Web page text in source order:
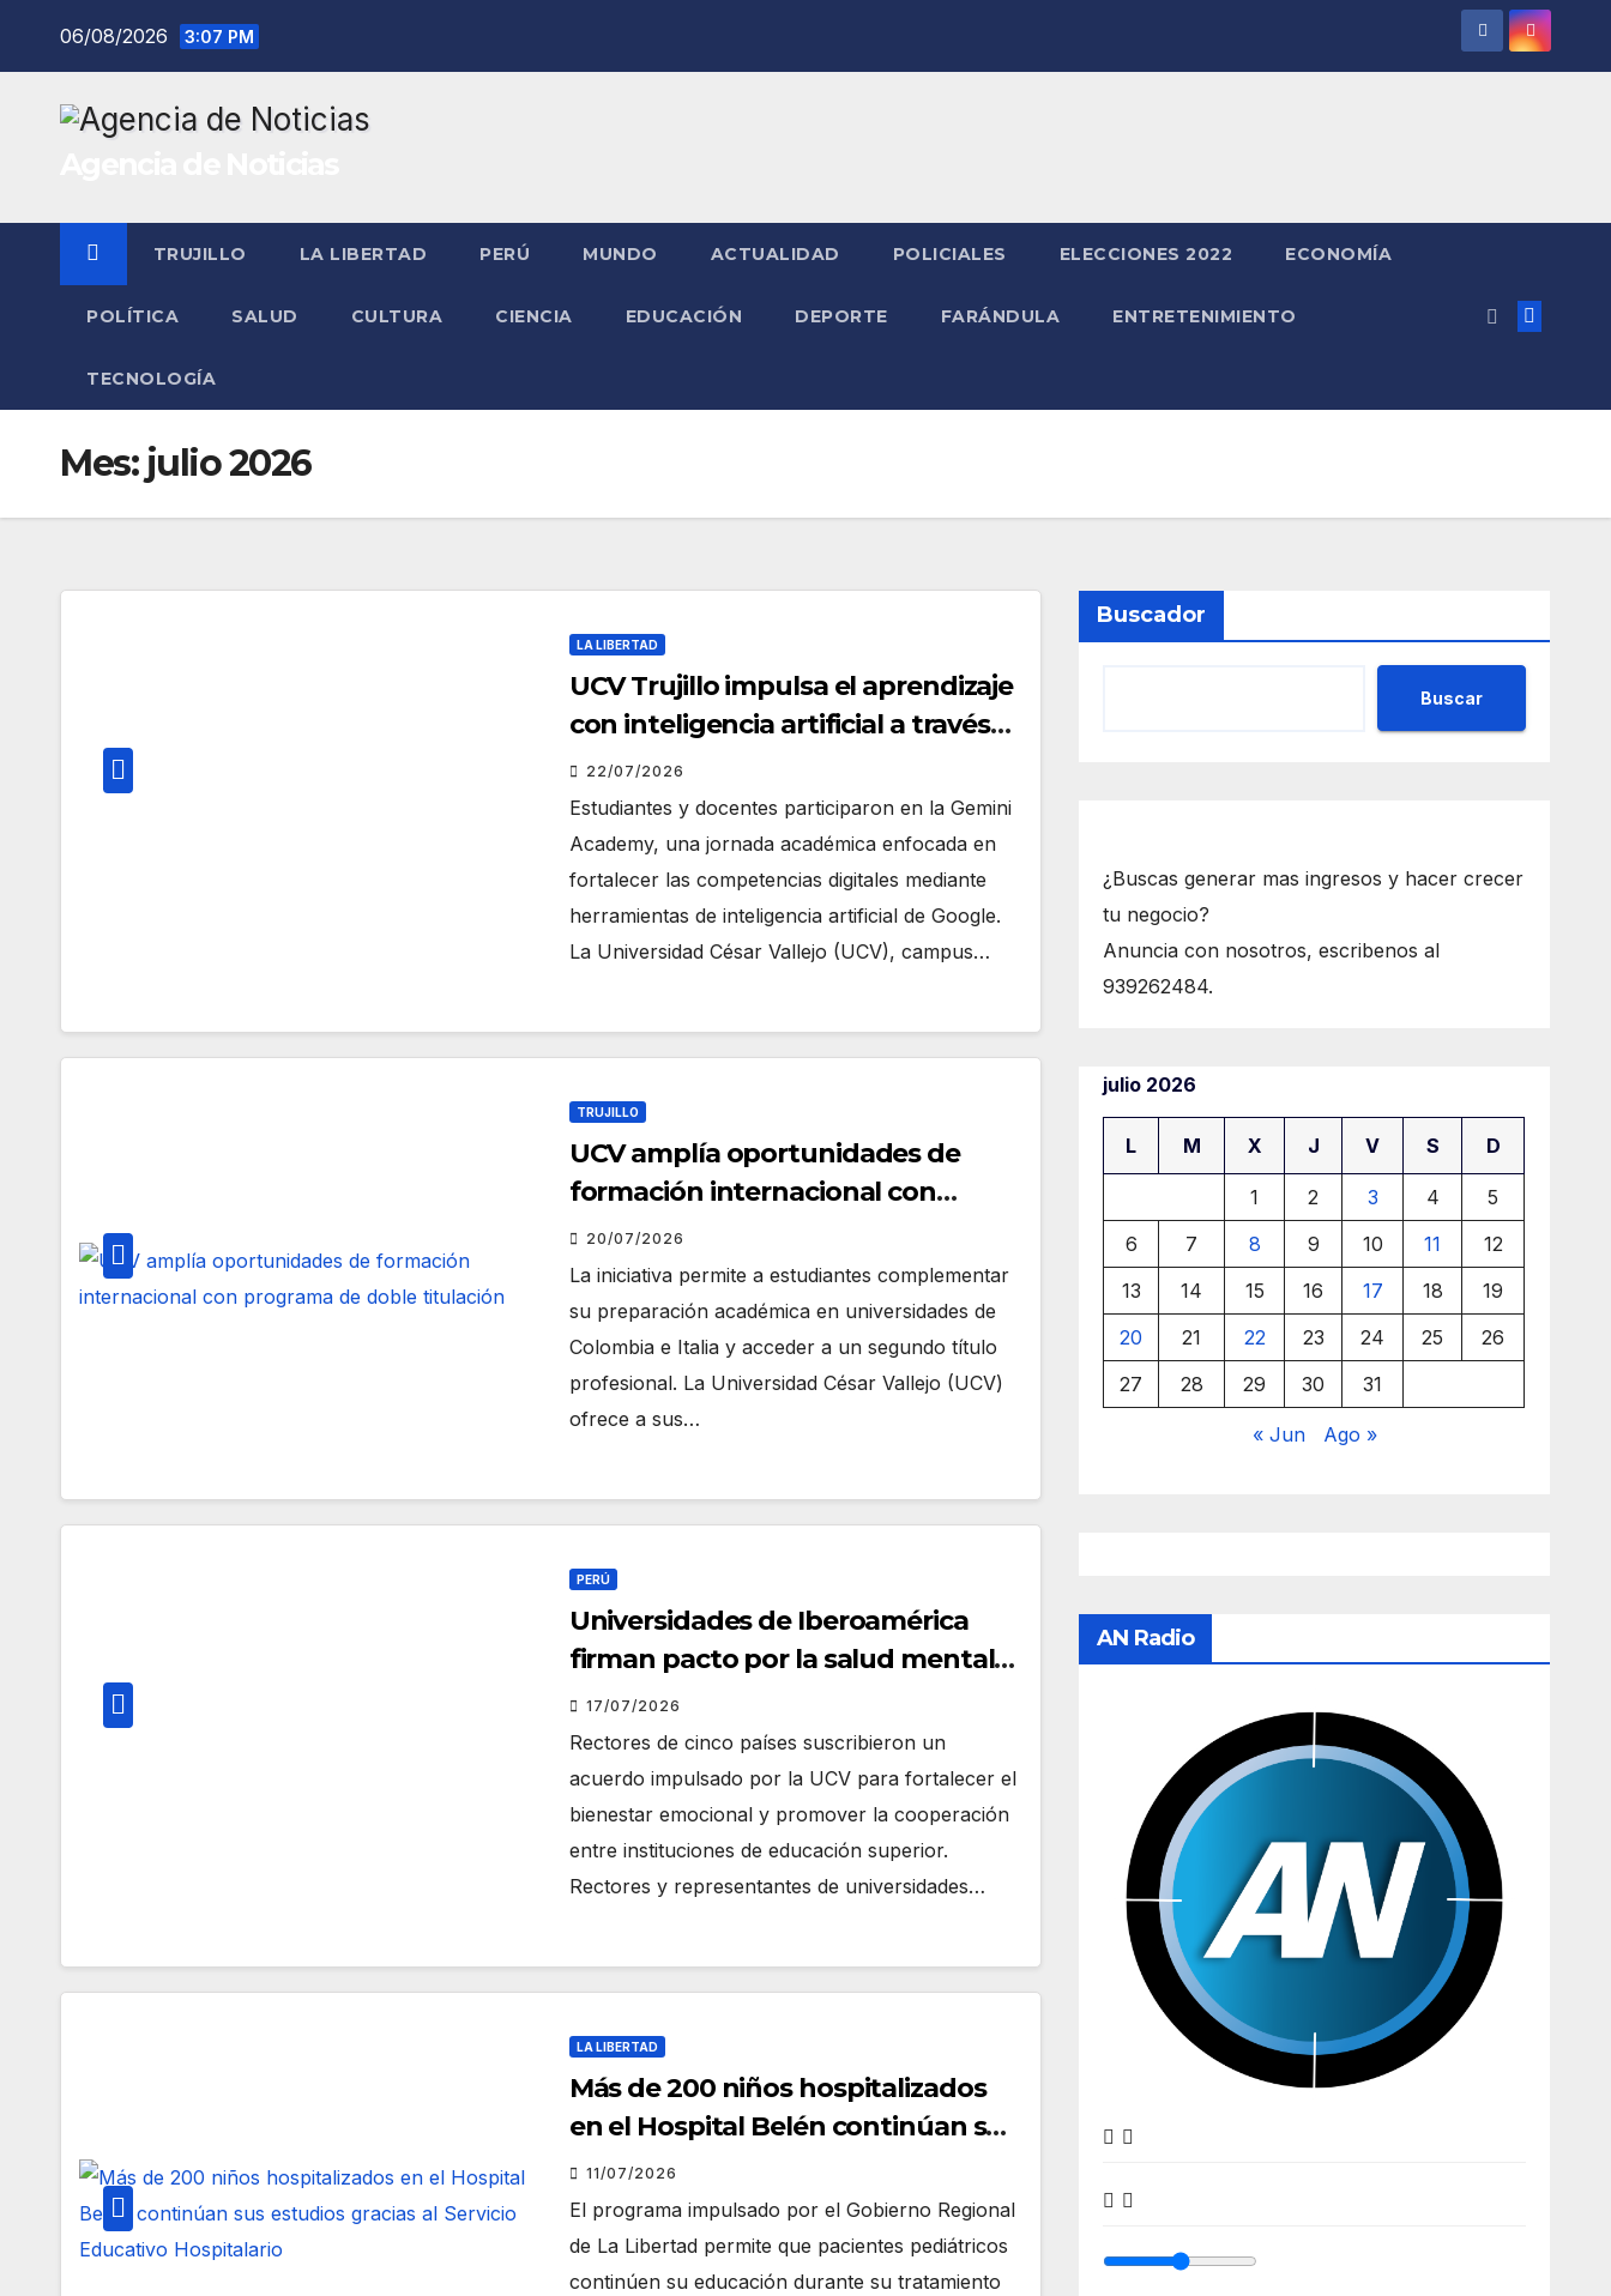
06/08/2026 3:07 PM
TRUJILLO LA LIBERTAD PERÚ MUNDO ACTUALIDAD POLICIALES ELECCIONES 2022 ECONOMÍA
POLÍTICA SALUD CULTURA CIENCIA EDUCACIÓN DEPORTE FARÁNDULA ENTRETENIMIENTO
TECNOLOGÍA
Mes: julio 2026
LA LIBERTAD
UCV Trujillo impulsa el aprendizaje
con inteligencia artificial a través
de Google Gemini
22/07/2026
Estudiantes y docentes participaron en la Gemini
Academy, una jornada académica enfocada en
fortalecer las competencias digitales mediante
herramientas de inteligencia artificial de Google.
La Universidad César Vallejo (UCV), campus…
TRUJILLO
UCV amplía oportunidades de
formación internacional con
programa de doble titulación
20/07/2026
La iniciativa permite a estudiantes complementar
su preparación académica en universidades de
Colombia e Italia y acceder a un segundo título
profesional. La Universidad César Vallejo (UCV)
ofrece a sus…
PERÚ
Universidades de Iberoamérica
firman pacto por la salud mental
en Trujillo
17/07/2026
Rectores de cinco países suscribieron un
acuerdo impulsado por la UCV para fortalecer el
bienestar emocional y promover la cooperación
entre instituciones de educación superior.
Rectores y representantes de universidades…
LA LIBERTAD
Más de 200 niños hospitalizados
en el Hospital Belén continúan sus
estudios gracias al Servicio
Educativo Hospitalario
11/07/2026
El programa impulsado por el Gobierno Regional
de La Libertad permite que pacientes pediátricos
continúen su educación durante su tratamiento
Buscador
Buscar
¿Buscas generar mas ingresos y hacer crecer
tu negocio?
Anuncia con nosotros, escribenos al
939262484.
julio 2026
L M X J V S D
1 2 3 4
5
6
7 8 9 10 11
12
13
14 15 16 17 18
19
20
21 22 23 24 25
26
27
28 29 30 31
« Jun Ago »
AN Radio